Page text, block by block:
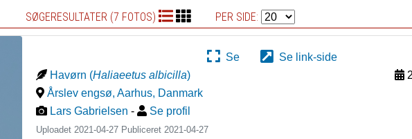
SØGERESULTATER (7 FOTOS) PER SIDE:
Se
Se link-side
Havørn (Haliaeetus albicilla)
Årslev engsø, Aarhus, Danmark
Lars Gabrielsen - Se profil
Uploadet 2021-04-27 Publiceret2021-04-27